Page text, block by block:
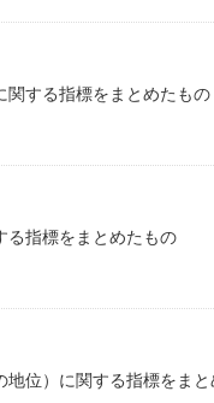
する指標をまとめたもの
る指標をまとめたもの
位）に関する指標をま